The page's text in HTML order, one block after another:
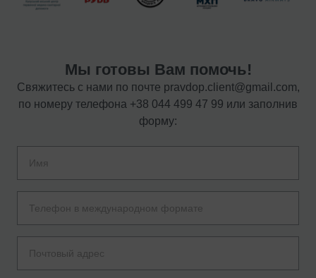
Мы готовы Вам помочь!
Свяжитесь с нами по почте pravdop.client@gmail.com,
по номеру телефона +38 044 499 47 99 или заполнив
форму: